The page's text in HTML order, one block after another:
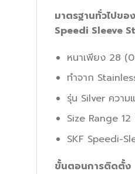
มาตรฐานทั่วไปของ
Speedi Sleeve
หนาเพียง 28
ทำจาก
รุ่น Silver ควา
Size Range
SKF Speedi-
ขั้นตอนการติดตั้ง